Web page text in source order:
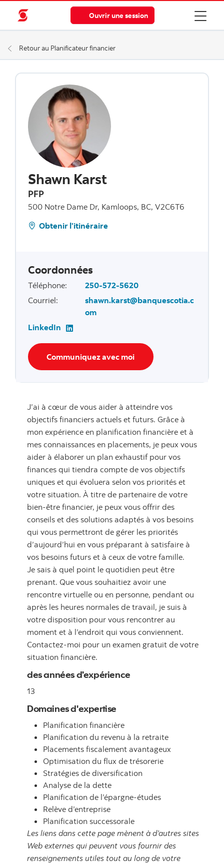
Ouvrir une session
Retour au Planificateur financier
Shawn Karst
PFP
500 Notre Dame Dr, Kamloops, BC, V2C6T6
Obtenir l’itinéraire
Coordonnées
Téléphone:
250-572-5620
Courriel:
shawn.karst@banquescotia.c
om
LinkedIn
Communiquez avec moi
J’ai à cœur de vous aider à atteindre vos
objectifs financiers actuels et futurs. Grâce à
mon expérience en planification financière et à
mes connaissances en placements, je peux vous
aider à élaborer un plan exhaustif pour vos
finances qui tiendra compte de vos objectifs
uniques et qui évoluera selon vos priorités et
votre situation. À titre de partenaire de votre
bien-être financier, je peux vous offrir des
conseils et des solutions adaptés à vos besoins
qui vous permettront de gérer les priorités
d’aujourd’hui en vous préparant à satisfaire à
vos besoins futurs et à ceux de votre famille.
Je sais à quel point le quotidien peut être
prenant. Que vous souhaitiez avoir une
rencontre virtuelle ou en personne, pendant ou
après les heures normales de travail, je suis à
votre disposition pour vous rencontrer au
moment et à l’endroit qui vous conviennent.
Contactez-moi pour un examen gratuit de votre
situation financière.
des années d’expérience
13
Domaines d'expertise
Planification financière
Planification du revenu à la retraite
Placements fiscalement avantageux
Optimisation du flux de trésorerie
Stratégies de diversification
Analyse de la dette
Planification de l’épargne-études
Relève d’entreprise
Planification successorale
Les liens dans cette page mènent à d’autres sites
Web externes qui peuvent vous fournir des
renseignements utiles tout au long de votre